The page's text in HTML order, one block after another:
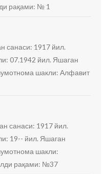
рақами: № 1
санаси: 1917 йил.
07.1942 йил. Яшаган
шакли: Алфавит
санаси: 1917 йил.
19-- йил. Яшаган
шакли:
рақами: №37